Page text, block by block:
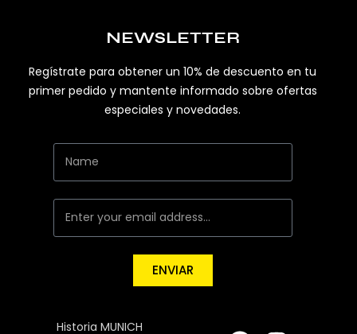
NEWSLETTER
Regístrate para obtener un 10% de descuento en tu
primer pedido y mantente informado sobre ofertas
especiales y novedades.
ENVIAR
Historia MUNICH